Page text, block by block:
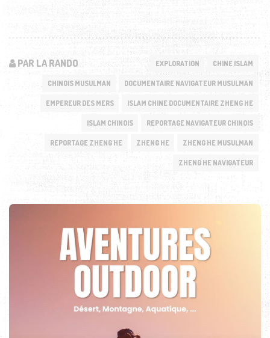
PAR LA RANDO EXPLORATION CHINE ISLAM
CHINOIS MUSULMAN DOCUMENTAIRE NAVIGATEUR MUSULMAN
EMPEREUR DES MERS ISLAM CHINE DOCUMENTAIRE ZHENG HE
ISLAM CHINOIS REPORTAGE NAVIGATEUR CHINOIS
REPORTAGE ZHENG HE ZHENG HE ZHENG HE MUSULMAN
ZHENG HE NAVIGATEUR